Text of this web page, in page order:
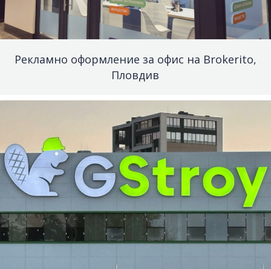
Рекламно оформление за офис на Brokerito,
Пловдив